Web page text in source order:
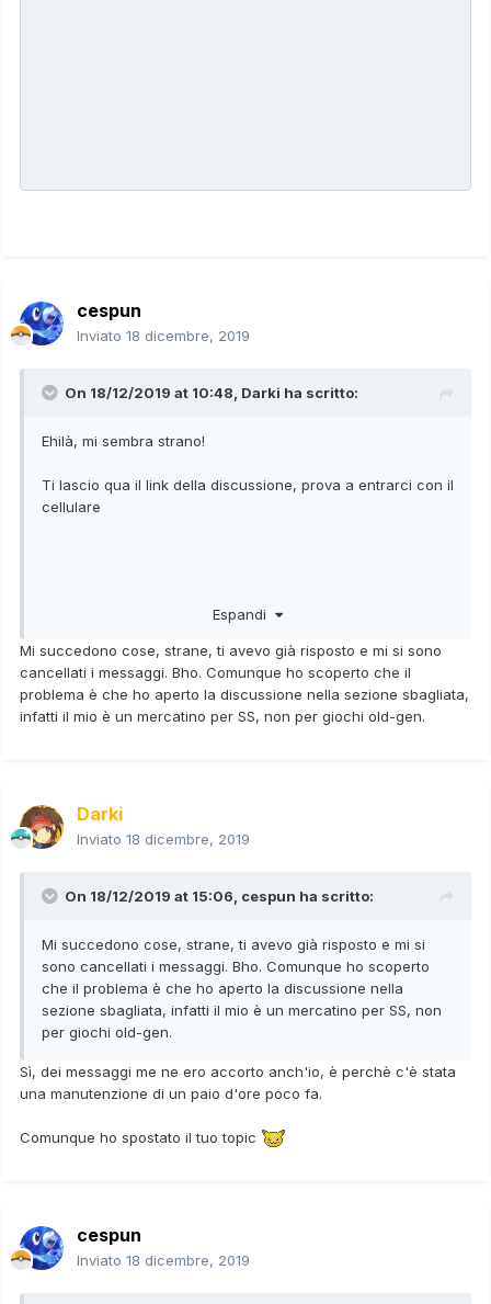
cespun
Inviato 18 dicembre, 2019
On 18/12/2019 at 10:48, Darki ha scritto:
Ehilà, mi sembra strano!
Ti lascio qua il link della discussione, prova a entrarci con il
cellulare
Espandi
Mi succedono cose, strane, ti avevo già risposto e mi si sono
cancellati i messaggi. Bho. Comunque ho scoperto che il
problema è che ho aperto la discussione nella sezione sbagliata,
infatti il mio è un mercatino per SS, non per giochi old-gen.
Darki
Inviato 18 dicembre, 2019
On 18/12/2019 at 15:06, cespun ha scritto:
Mi succedono cose, strane, ti avevo già risposto e mi si
sono cancellati i messaggi. Bho. Comunque ho scoperto
che il problema è che ho aperto la discussione nella
sezione sbagliata, infatti il mio è un mercatino per SS, non
per giochi old-gen.
Sì, dei messaggi me ne ero accorto anch'io, è perchè c'è stata
una manutenzione di un paio d'ore poco fa.
Comunque ho spostato il tuo topic
cespun
Inviato 18 dicembre, 2019